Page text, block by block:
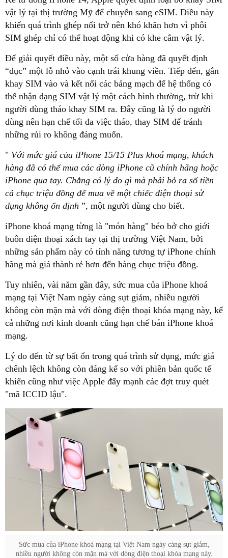
vật lý tại thị trường Mỹ để chuyển sang eSIM. Điều này
khiến quá trình ghép nối trở nên khó khăn hơn vì phôi
SIM ghép chỉ có thể hoạt động khi có khe cắm vật lý.
Để giải quyết điều này, một số cửa hàng đã quyết định
“đục” một lỗ nhỏ vào cạnh trái khung viền. Tiếp đến, gắn
khay SIM vào và kết nối các bảng mạch để hệ thống có
thể nhận dạng SIM vật lý một cách bình thường, trừ khi
người dùng tháo khay SIM ra. Đây cũng là lý do người
dùng nên hạn chế tối đa việc tháo, thay SIM để tránh
những rủi ro không đáng muốn.
" Với mức giá của iPhone 15/15 Plus khoá mạng, khách
hàng đã có thể mua các dòng iPhone cũ chính hãng hoặc
iPhone qua tay. Chẳng có lý do gì mà phải bỏ ra số tiền
cả chục triệu đồng để mua về một chiếc điện thoại sử
dụng không ổn định ”, một người dùng cho biết.
iPhone khoá mạng từng là "món hàng" béo bở cho giới
buôn điện thoại xách tay tại thị trường Việt Nam, bởi
những sản phẩm này có tính năng tương tự iPhone chính
hãng mà giá thành rẻ hơn đến hàng chục triệu đồng.
Tuy nhiên, vài năm gần đây, sức mua của iPhone khoá
mạng tại Việt Nam ngày càng sụt giảm, nhiều người
không còn mặn mà với dòng điện thoại khóa mạng này, kể
cả những nơi kinh doanh cũng hạn chế bán iPhone khoá
mạng.
Lý do đến từ sự bất ổn trong quá trình sử dụng, mức giá
chênh lệch không còn đáng kể so với phiên bản quốc tế
khiến cũng như việc Apple đẩy mạnh các đợt truy quét
"mã ICCID lậu".
Sức mua của iPhone khoá mạng tại Việt Nam ngày càng sụt giảm,
nhiều người không còn mặn mà với dòng điện thoại khóa mạng này.